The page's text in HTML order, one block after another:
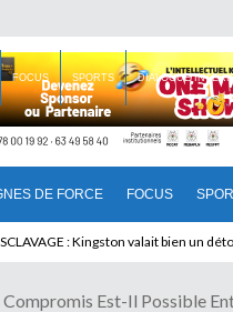
DE FORCE FOCUS
FOCUS SPORTS DIALOGUE
quitte le pouvoir sans partir !
Est-Il Possible